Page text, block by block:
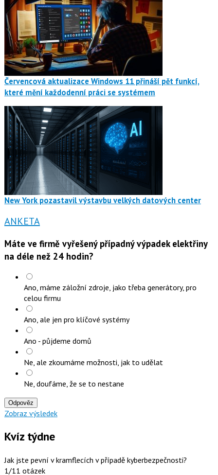
Červencová aktualizace Windows 11 přináší pět funkcí,
které mění každodenní práci se systémem
New York pozastavil výstavbu velkých datových center
ANKETA
Máte ve firmě vyřešený případný výpadek elektřiny
na déle než 24 hodin?
Ano, máme záložní zdroje, jako třeba generátory, pro
celou firmu
Ano, ale jen pro klíčové systémy
Ano - půjdeme domů
Ne, ale zkoumáme možnosti, jak to udělat
Ne, doufáme, že se to nestane
Odpověz
Zobraz výsledek
Kvíz týdne
Jak jste pevní v kramflecích v případě kyberbezpečnosti?
1/11 otázek